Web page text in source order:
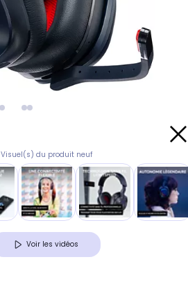
Visuel(s) du produit neuf
Voir les vidéos